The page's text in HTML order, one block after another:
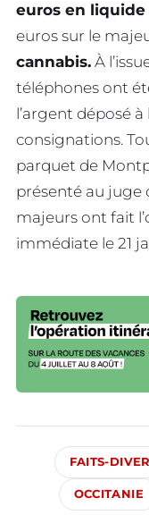
euros en liquide
euros sur le
cannabis. À
téléphones ont
l’argent déposé
consignations.
parquet de
présenté au juge
majeurs ont fait
immédiate le 21
FAITS-
OCCITANIE